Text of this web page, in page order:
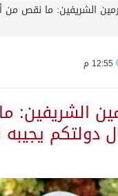
الشريفين: ما نقص من
دولتكم يجيبه